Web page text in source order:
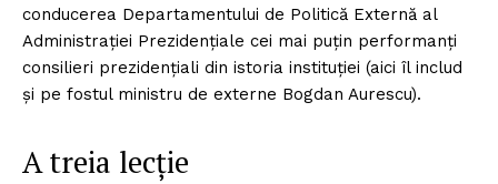
conducerea Departamentului de Politică Externă al
Administrației Prezidențiale cei mai puțin performanți
consilieri prezidențiali din istoria instituției (aici îl includ
și pe fostul ministru de externe Bogdan Aurescu).
A treia lecție